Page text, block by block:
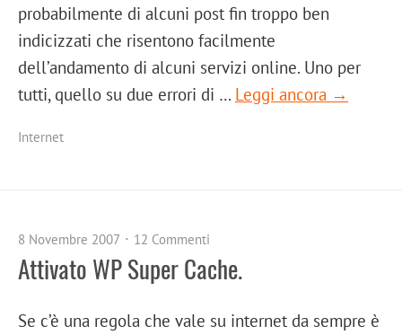
probabilmente di alcuni post fin troppo ben
indicizzati che risentono facilmente
dell’andamento di alcuni servizi online. Uno per
tutti, quello su due errori di … Leggi ancora →
Internet
8 Novembre 2007 12 Commenti
Attivato WP Super Cache.
Se c’è una regola che vale su internet da sempre è